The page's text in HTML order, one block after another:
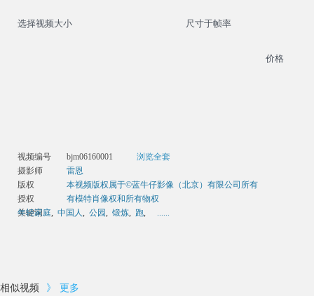
选择视频大小 尺寸于帧率
价格
视频编号 bjm06160001
浏览全套
摄影师
雷恩
版权
本视频版权属于©蓝牛仔影像（北京）有限公司所有
授权
有模特肖像权和所有物权
关键词
年轻家庭, 中国人, 公园, 锻炼, 跑, ......
相似视频 》 更多